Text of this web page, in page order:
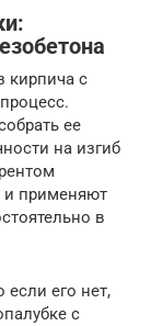
кирпича с
ее
на изгиб
и применяют
в
его нет,
с